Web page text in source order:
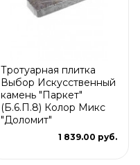
Тротуарная плитка
Выбор Искусственный
камень "Паркет"
(Б.6.П.8) Колор Микс
"Доломит"
1 839.00 руб.